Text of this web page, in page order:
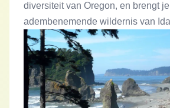
diversiteit van Oregon, en brengt
adembenemende wildernis van